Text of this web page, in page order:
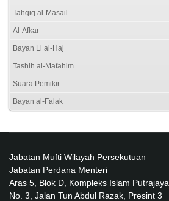
Tahqiq al-Masail
Al-Afkar
Bayan Li al-Haj
Tashih al-Mafahim
Suara Pemikir
Bayan al-Falak
Jabatan Mufti Wilayah Persekutuan
Jabatan Perdana Menteri
Aras 5, Blok D, Kompleks Islam Putrajaya
No. 3, Jalan Tun Abdul Razak, Presint 3